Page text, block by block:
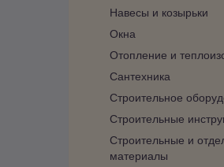
Навесы и козырьки
Окна
Отопление и
Сантехника
Строительное
Строительные
Строительные и
материалы